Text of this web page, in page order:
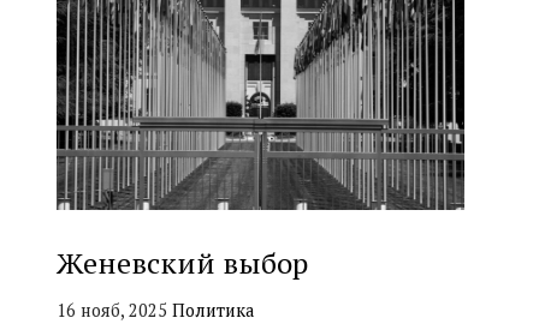
Женевский выбор
16 нояб, 2025 Политика